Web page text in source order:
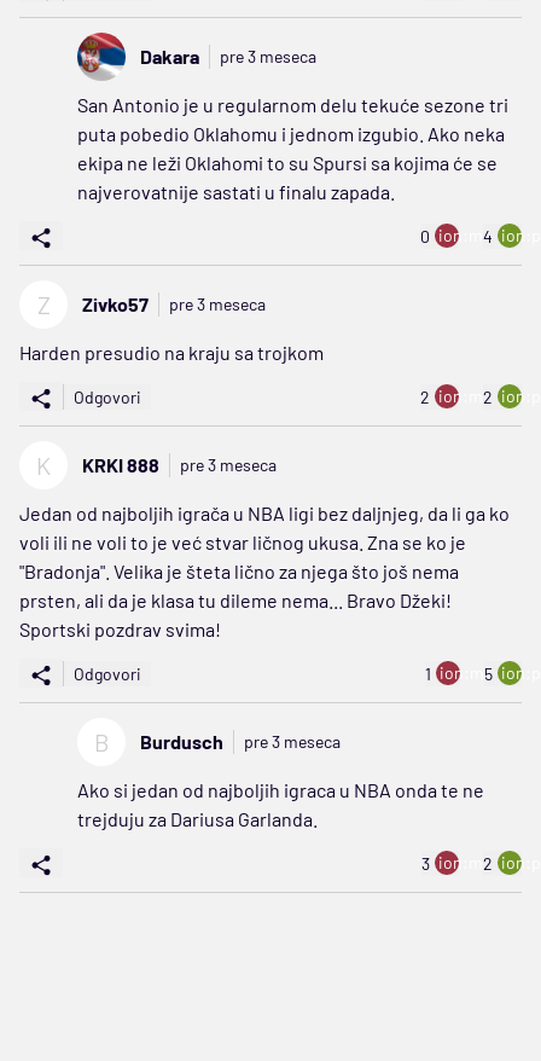
Dakara pre 3 meseca
San Antonio je u regularnom delu tekuće sezone tri
puta pobedio Oklahomu i jednom izgubio. Ako neka
ekipa ne leži Oklahomi to su Spursi sa kojima će se
najverovatnije sastati u finalu zapada.
0 ion:minus
4
Z Zivko57 pre 3 meseca
Harden presudio na kraju sa trojkom
Odgovori 2 ion:minus
2
K KRKI 888 pre 3 meseca
Jedan od najboljih igrača u NBA ligi bez daljnjeg, da li ga ko
voli ili ne voli to je već stvar ličnog ukusa. Zna se ko je
"Bradonja". Velika je šteta lično za njega što još nema
prsten, ali da je klasa tu dileme nema... Bravo Džeki!
Sportski pozdrav svima!
Odgovori 1 ion:minus
5
B Burdusch pre 3 meseca
Ako si jedan od najboljih igraca u NBA onda te ne
trejduju za Dariusa Garlanda.
3 ion:minus
2